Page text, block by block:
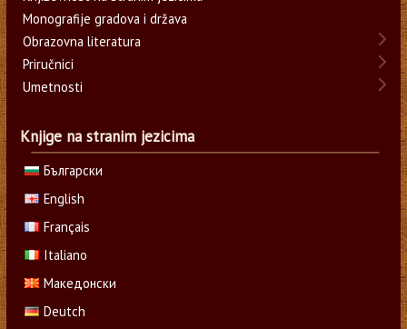
Monografije gradova i država
Obrazovna literatura
Priručnici
Umetnosti
Knjige na stranim jezicima
Български
English
Français
Italiano
Македонски
Deutch